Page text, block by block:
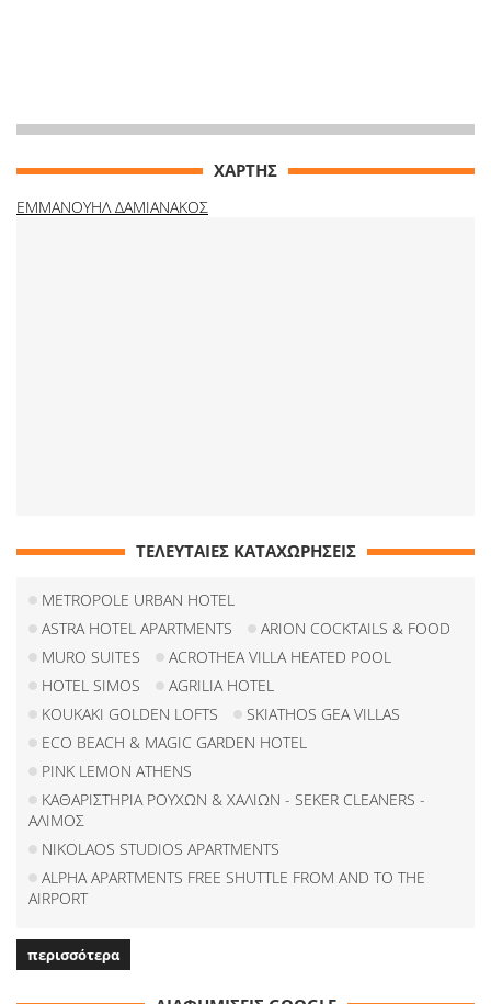
ΧΑΡΤΗΣ
ΕΜΜΑΝΟΥΗΛ ΔΑΜΙΑΝΑΚΟΣ
ΤΕΛΕΥΤΑΙΕΣ ΚΑΤΑΧΩΡΗΣΕΙΣ
METROPOLE URBAN HOTEL
ASTRA HOTEL APARTMENTS
ARION COCKTAILS & FOOD
MURO SUITES
ACROTHEA VILLA HEATED POOL
HOTEL SIMOS
AGRILIA HOTEL
KOUKAKI GOLDEN LOFTS
SKIATHOS GEA VILLAS
ECO BEACH & MAGIC GARDEN HOTEL
PINK LEMON ATHENS
ΚΑΘΑΡΙΣΤΗΡΙΑ ΡΟΥΧΩΝ & ΧΑΛΙΩΝ - SEKER CLEANERS -
ΑΛΙΜΟΣ
NIKOLAOS STUDIOS APARTMENTS
ALPHA APARTMENTS FREE SHUTTLE FROM AND TO THE
AIRPORT
περισσότερα